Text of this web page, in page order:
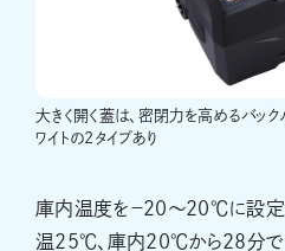
大きく開く蓋は、密閉力を高めるバック
ワイトの2タイプあり
庫内温度を－20〜20℃に設定
温25℃、庫内20℃から28分で